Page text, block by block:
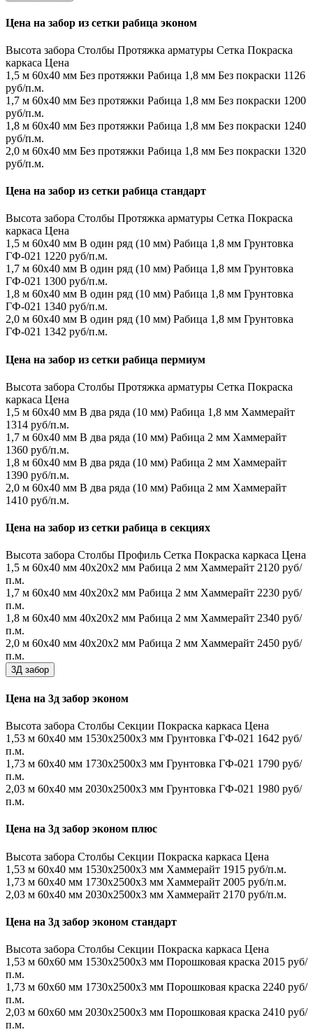
Цена на забор из сетки рабица эконом
Высота забора Столбы Протяжка арматуры Сетка Покраска
каркаса Цена
1,5 м 60х40 мм Без протяжки Рабица 1,8 мм Без покраски 1126
руб/п.м.
1,7 м 60х40 мм Без протяжки Рабица 1,8 мм Без покраски 1200
руб/п.м.
1,8 м 60х40 мм Без протяжки Рабица 1,8 мм Без покраски 1240
руб/п.м.
2,0 м 60х40 мм Без протяжки Рабица 1,8 мм Без покраски 1320
руб/п.м.
Цена на забор из сетки рабица стандарт
Высота забора Столбы Протяжка арматуры Сетка Покраска
каркаса Цена
1,5 м 60х40 мм В один ряд (10 мм) Рабица 1,8 мм Грунтовка
ГФ-021 1220 руб/п.м.
1,7 м 60х40 мм В один ряд (10 мм) Рабица 1,8 мм Грунтовка
ГФ-021 1300 руб/п.м.
1,8 м 60х40 мм В один ряд (10 мм) Рабица 1,8 мм Грунтовка
ГФ-021 1340 руб/п.м.
2,0 м 60х40 мм В один ряд (10 мм) Рабица 1,8 мм Грунтовка
ГФ-021 1342 руб/п.м.
Цена на забор из сетки рабица пермиум
Высота забора Столбы Протяжка арматуры Сетка Покраска
каркаса Цена
1,5 м 60х40 мм В два ряда (10 мм) Рабица 1,8 мм Хаммерайт
1314 руб/п.м.
1,7 м 60х40 мм В два ряда (10 мм) Рабица 2 мм Хаммерайт
1360 руб/п.м.
1,8 м 60х40 мм В два ряда (10 мм) Рабица 2 мм Хаммерайт
1390 руб/п.м.
2,0 м 60х40 мм В два ряда (10 мм) Рабица 2 мм Хаммерайт
1410 руб/п.м.
Цена на забор из сетки рабица в секциях
Высота забора Столбы Профиль Сетка Покраска каркаса Цена
1,5 м 60х40 мм 40х20х2 мм Рабица 2 мм Хаммерайт 2120 руб/
п.м.
1,7 м 60х40 мм 40х20х2 мм Рабица 2 мм Хаммерайт 2230 руб/
п.м.
1,8 м 60х40 мм 40х20х2 мм Рабица 2 мм Хаммерайт 2340 руб/
п.м.
2,0 м 60х40 мм 40х20х2 мм Рабица 2 мм Хаммерайт 2450 руб/
п.м.
3Д забор
Цена на 3д забор эконом
Высота забора Столбы Секции Покраска каркаса Цена
1,53 м 60х40 мм 1530x2500x3 мм Грунтовка ГФ-021 1642 руб/
п.м.
1,73 м 60х40 мм 1730x2500x3 мм Грунтовка ГФ-021 1790 руб/
п.м.
2,03 м 60х40 мм 2030x2500x3 мм Грунтовка ГФ-021 1980 руб/
п.м.
Цена на 3д забор эконом плюс
Высота забора Столбы Секции Покраска каркаса Цена
1,53 м 60х40 мм 1530x2500x3 мм Хаммерайт 1915 руб/п.м.
1,73 м 60х40 мм 1730x2500x3 мм Хаммерайт 2005 руб/п.м.
2,03 м 60х40 мм 2030x2500x3 мм Хаммерайт 2170 руб/п.м.
Цена на 3д забор эконом стандарт
Высота забора Столбы Секции Покраска каркаса Цена
1,53 м 60х60 мм 1530x2500x3 мм Порошковая краска 2015 руб/
п.м.
1,73 м 60х60 мм 1730x2500x3 мм Порошковая краска 2240 руб/
п.м.
2,03 м 60х60 мм 2030x2500x3 мм Порошковая краска 2410 руб/
п.м.